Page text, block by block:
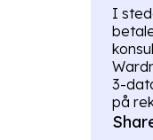
I
3-
på